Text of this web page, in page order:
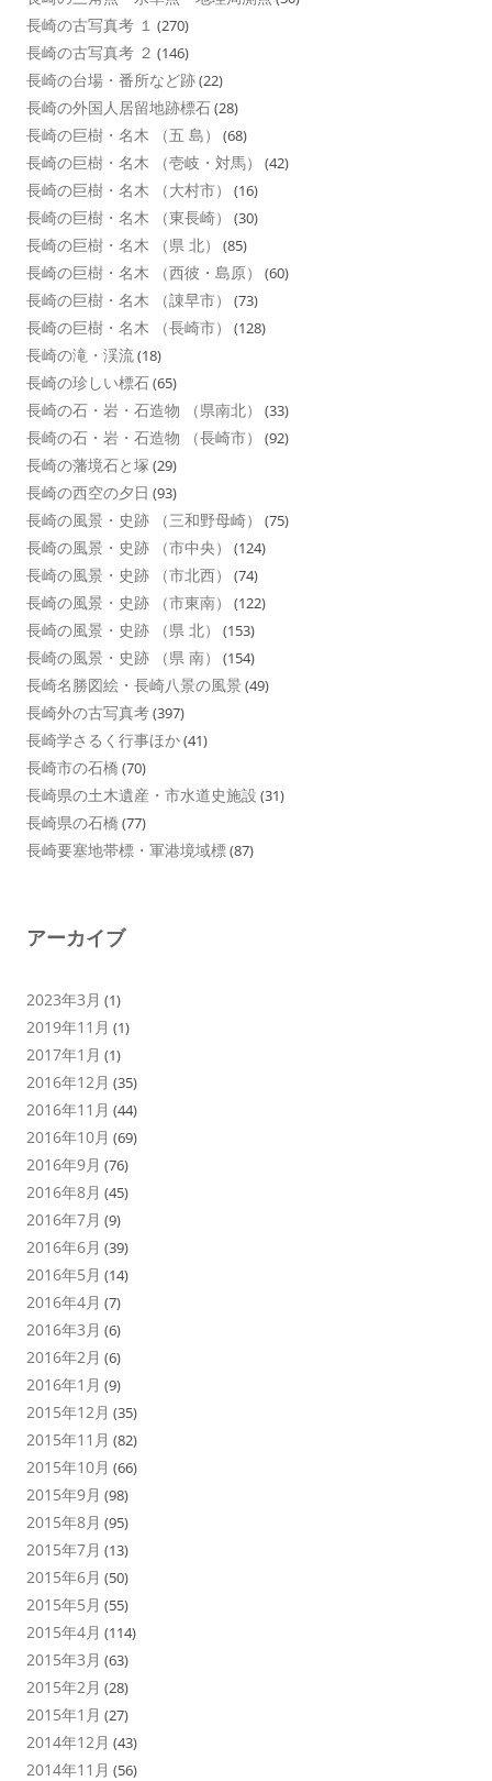
長崎の古写真考 １ (270)
長崎の古写真考 ２ (146)
長崎の台場・番所など跡(22)
長崎の外国人居留地跡標石(28)
長崎の巨樹・名木 （五 島） (68)
長崎の巨樹・名木 （壱岐・対馬） (42)
長崎の巨樹・名木 （大村市） (16)
長崎の巨樹・名木 （東長崎） (30)
長崎の巨樹・名木 （県 北） (85)
長崎の巨樹・名木 （西彼・島原） (60)
長崎の巨樹・名木 （諌早市） (73)
長崎の巨樹・名木 （長崎市） (128)
長崎の滝・渓流(18)
長崎の珍しい標石(65)
長崎の石・岩・石造物 （県南北） (33)
長崎の石・岩・石造物 （長崎市） (92)
長崎の藩境石と塚 (29)
長崎の西空の夕日 (93)
長崎の風景・史跡 （三和野母崎） (75)
長崎の風景・史跡 （市中央） (124)
長崎の風景・史跡 （市北西） (74)
長崎の風景・史跡 （市東南） (122)
長崎の風景・史跡 （県 北） (153)
長崎の風景・史跡 （県 南） (154)
長崎名勝図絵・長崎八景の風景 (49)
長崎外の古写真考(397)
長崎学さるく行事ほか(41)
長崎市の石橋 (70)
長崎県の土木遺産・市水道史施設 (31)
長崎県の石橋 (77)
長崎要塞地帯標・軍港境域標(87)
アーカイブ
2023年3月 (1)
2019年11月 (1)
2017年1月 (1)
2016年12月 (35)
2016年11月 (44)
2016年10月 (69)
2016年9月 (76)
2016年8月 (45)
2016年7月 (9)
2016年6月 (39)
2016年5月 (14)
2016年4月 (7)
2016年3月 (6)
2016年2月 (6)
2016年1月 (9)
2015年12月 (35)
2015年11月 (82)
2015年10月 (66)
2015年9月 (98)
2015年8月 (95)
2015年7月 (13)
2015年6月 (50)
2015年5月 (55)
2015年4月 (114)
2015年3月 (63)
2015年2月 (28)
2015年1月 (27)
2014年12月 (43)
2014年11月 (56)